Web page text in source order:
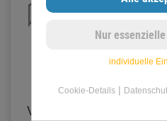
Mauerabdeckung-
Verbinder Zuschnitt
individuelle
Cookie-Details|